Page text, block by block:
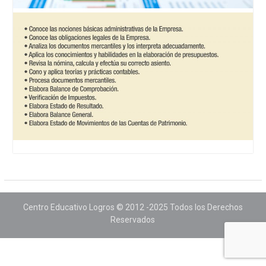
Centro Educativo Logros © 2012 -2025 Todos los Derechos
Reservados